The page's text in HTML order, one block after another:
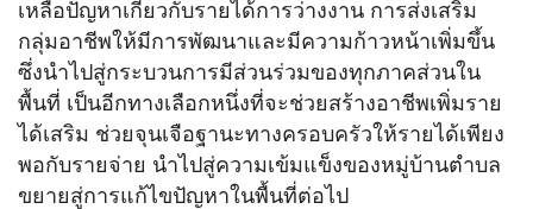
เหลือปัญหาเกี่ยวกับรายได้การว่างงาน การส่งเสริม
กลุ่มอาชีพให้มีการพัฒนาและมีความก้าวหน้าเพิ่มขึ้น
ซึ่งนำไปสู่กระบวนการมีส่วนร่วมของทุกภาคส่วนใน
พื้นที่ เป็นอีกทางเลือกหนึ่งที่จะช่วยสร้างอาชีพเพิ่มราย
ได้เสริม ช่วยจุนเจือฐานะทางครอบครัวให้รายได้เพียง
พอกับรายจ่าย นำไปสู่ความเข้มแข็งของหมู่บ้านตำบล
ขยายสู่การแก้ไขปัญหาในพื้นที่ต่อไป